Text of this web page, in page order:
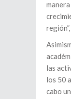
las
los 50
cabo